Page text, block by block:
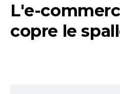
L'e-
copre le